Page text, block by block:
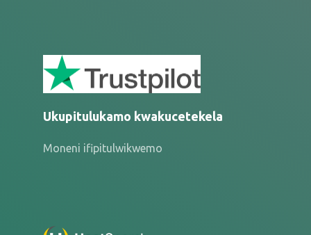
Ukupitulukamo kwakucetekela
Moneni ifipitulwikwemo